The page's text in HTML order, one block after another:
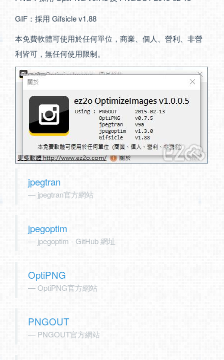
GIF：採用 Gifsicle v1.88
本免費軟體可使用於任何單位，商業、個人、營利、非營
利皆可，無任何使用限制。
jpegtran
jpegtran官方網站
jpegoptim
jpegoptim - GitHub 網址
OptiPNG
OptiPNG官方網站
PNGOUT
PNGOUT官方網站